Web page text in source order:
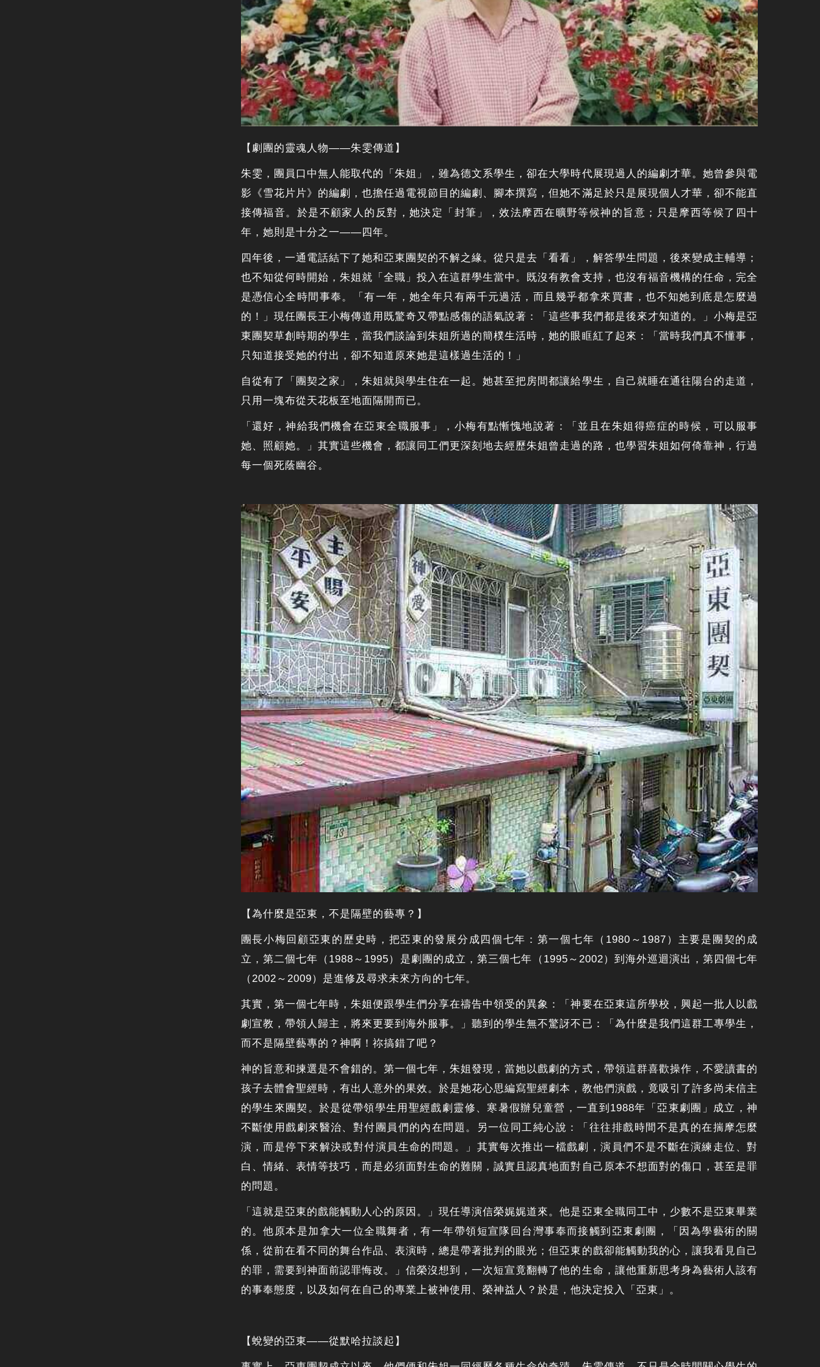
【劇團的靈魂人物——朱雯傳道】
朱雯，團員口中無人能取代的「朱姐」，雖為德文系學生，卻在大學時代展現過人的編劇才華。她曾參與電
影《雪花片片》的編劇，也擔任過電視節目的編劇、腳本撰寫，但她不滿足於只是展現個人才華，卻不能直
接傳福音。於是不顧家人的反對，她決定「封筆」，效法摩西在曠野等候神的旨意；只是摩西等候了四十
年，她則是十分之一——四年。
四年後，一通電話結下了她和亞東團契的不解之緣。從只是去「看看」，解答學生問題，後來變成主輔導；
也不知從何時開始，朱姐就「全職」投入在這群學生當中。既沒有教會支持，也沒有福音機構的任命，完全
是憑信心全時間事奉。「有一年，她全年只有兩千元過活，而且幾乎都拿來買書，也不知她到底是怎麼過
的！」現任團長王小梅傳道用既驚奇又帶點感傷的語氣說著：「這些事我們都是後來才知道的。」小梅是亞
東團契草創時期的學生，當我們談論到朱姐所過的簡樸生活時，她的眼眶紅了起來：「當時我們真不懂事，
只知道接受她的付出，卻不知道原來她是這樣過生活的！」
自從有了「團契之家」，朱姐就與學生住在一起。她甚至把房間都讓給學生，自己就睡在通往陽台的走道，
只用一塊布從天花板至地面隔開而已。
「還好，神給我們機會在亞東全職服事」，小梅有點慚愧地說著：「並且在朱姐得癌症的時候，可以服事
她、照顧她。」其實這些機會，都讓同工們更深刻地去經歷朱姐曾走過的路，也學習朱姐如何倚靠神，行過
每一個死蔭幽谷。
【為什麼是亞東，不是隔壁的藝專？】
團長小梅回顧亞東的歷史時，把亞東的發展分成四個七年：第一個七年（1980～1987）主要是團契的成
立，第二個七年（1988～1995）是劇團的成立，第三個七年（1995～2002）到海外巡迴演出，第四個七年
（2002～2009）是進修及尋求未來方向的七年。
其實，第一個七年時，朱姐便跟學生們分享在禱告中領受的異象：「神要在亞東這所學校，興起一批人以戲
劇宣教，帶領人歸主，將來更要到海外服事。」聽到的學生無不驚訝不已：「為什麼是我們這群工專學生，
而不是隔壁藝專的？神啊！祢搞錯了吧？
神的旨意和揀選是不會錯的。第一個七年，朱姐發現，當她以戲劇的方式，帶領這群喜歡操作，不愛讀書的
孩子去體會聖經時，有出人意外的果效。於是她花心思編寫聖經劇本，教他們演戲，竟吸引了許多尚未信主
的學生來團契。於是從帶領學生用聖經戲劇靈修、寒暑假辦兒童營，一直到1988年「亞東劇團」成立，神
不斷使用戲劇來醫治、對付團員們的內在問題。另一位同工純心說：「往往排戲時間不是真的在揣摩怎麼
演，而是停下來解決或對付演員生命的問題。」其實每次推出一檔戲劇，演員們不是不斷在演練走位、對
白、情緒、表情等技巧，而是必須面對生命的難關，誠實且認真地面對自己原本不想面對的傷口，甚至是罪
的問題。
「這就是亞東的戲能觸動人心的原因。」現任導演信榮娓娓道來。他是亞東全職同工中，少數不是亞東畢業
的。他原本是加拿大一位全職舞者，有一年帶領短宣隊回台灣事奉而接觸到亞東劇團，「因為學藝術的關
係，從前在看不同的舞台作品、表演時，總是帶著批判的眼光；但亞東的戲卻能觸動我的心，讓我看見自己
的罪，需要到神面前認罪悔改。」信榮沒想到，一次短宣竟翻轉了他的生命，讓他重新思考身為藝術人該有
的事奉態度，以及如何在自己的專業上被神使用、榮神益人？於是，他決定投入「亞東」。
【蛻變的亞東——從默哈拉談起】